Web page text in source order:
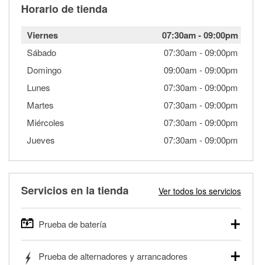
Horario de tienda
Viernes 07:30am-09:00pm
Sábado 07:30am -09:00pm
Domingo
09:00am -09:00pm
Lunes
07:30am -09:00pm
Martes
07:30am -09:00pm
Miércoles
07:30am -09:00pm
Jueves
07:30am -09:00pm
Servicios en la tienda Ver todos los servicios
Prueba de batería
autos, camionetas, SUVs, vehículos comerciales y
Prueba de alternadores y arrancadores